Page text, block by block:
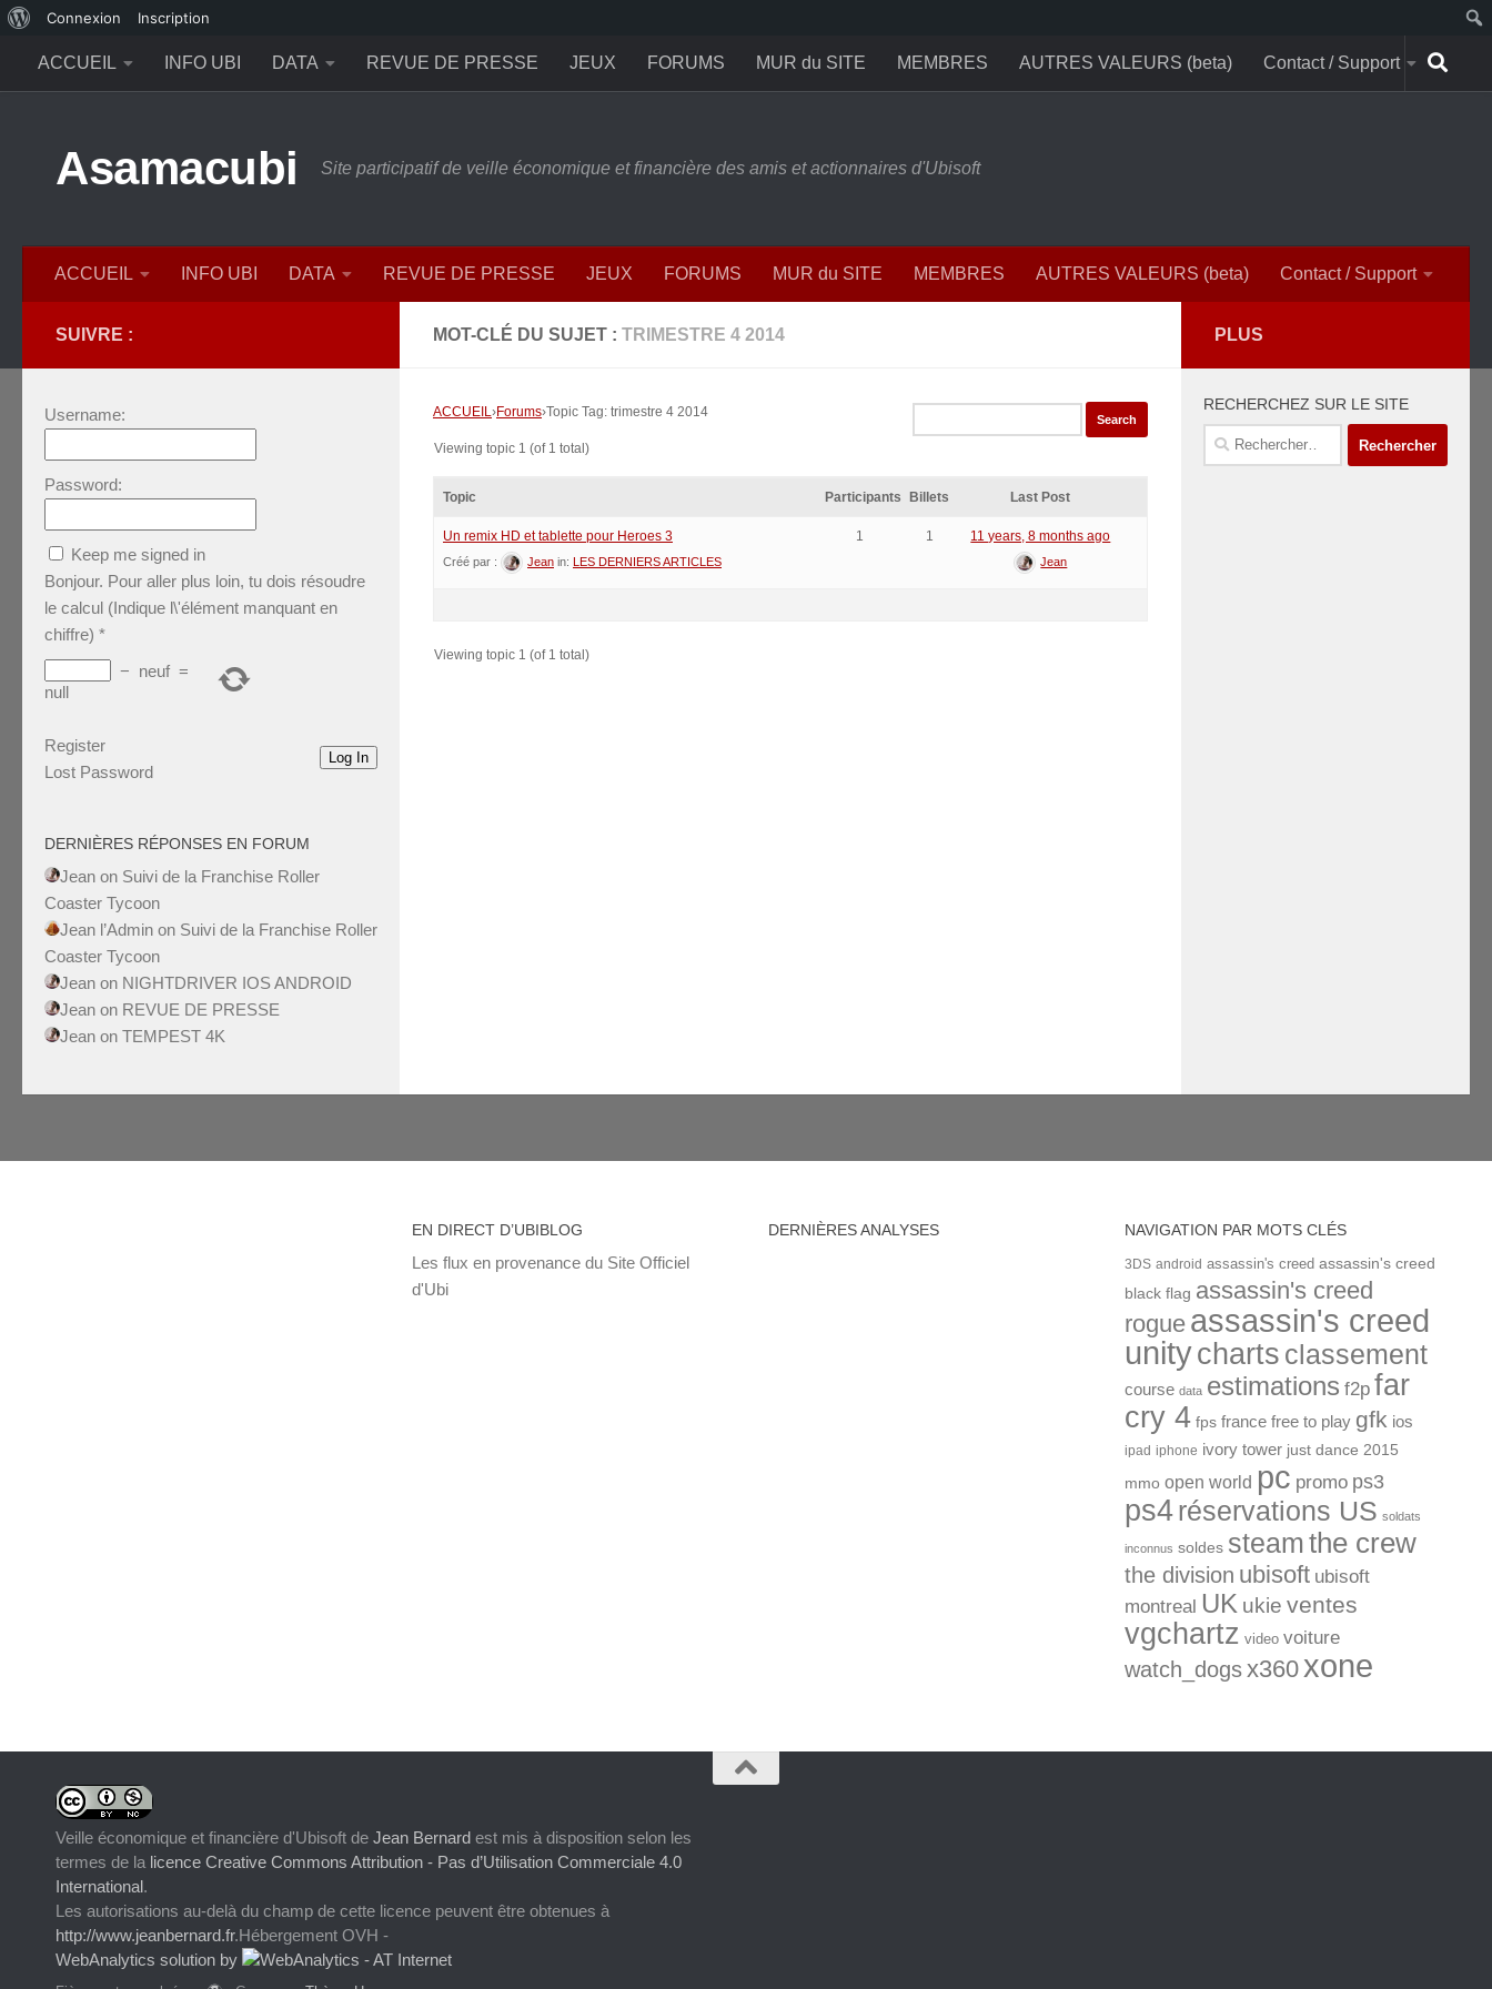
propos
de
Connexion Inscription
ACCUEIL
INFO UBI DATA REVUE DE PRESSE JEUX FORUMS MUR du SITE MEMBRES AUTRES VALEURS (beta) Contact / Support
Asamacubi Site participatif de veille économique et financière des amis et actionnaires d'Ubisoft
ACCUEIL INFO UBI DATA REVUE DE PRESSE JEUX FORUMS MUR du SITE MEMBRES AUTRES VALEURS (beta) Contact / Support
MOT-CLÉ DU SUJET : TRIMESTRE 4 2014
ACCUEIL›Forums›Topic Tag: trimestre 4 2014
Viewing topic 1 (of 1 total)
Topic Participants Billets Last Post
Un remix HD et tablette pour Heroes 3
Créé par : Jean in: LES DERNIERS ARTICLES
1 1 11 years, 8 months ago
Jean
Viewing topic 1 (of 1 total)
SUIVRE :
Username:
Password:
Keep me signed in
Bonjour. Pour aller plus loin, tu dois résoudre
le calcul (Indique l\'élément manquant en
chiffre) *
− neuf =
null
Log In
Register
Lost Password
DERNIÈRES RÉPONSES EN FORUM
Jean on Suivi de la Franchise Roller
Coaster Tycoon
Jean l’Admin on Suivi de la Franchise Roller
Coaster Tycoon
Jean on NIGHTDRIVER IOS ANDROID
Jean on REVUE DE PRESSE
Jean on TEMPEST 4K
PLUS
RECHERCHEZ SUR LE SITE
Rechercher :
EN DIRECT D’UBIBLOG
Les flux en provenance du Site Officiel
d'Ubi
DERNIÈRES ANALYSES NAVIGATION PAR MOTS CLÉS
3DS android assassin's creed assassin's creed
black flag assassin's creed
rogue assassin's creed
unitycharts classement
course data estimations f2p far
cry 4 fps france free to play gfk ios
ipad iphone ivory tower just dance 2015
mmo open world pc promo ps3
ps4réservations US soldats
inconnus soldes steamthe crew
the division ubisoft ubisoft
montreal UK ukie ventes
vgchartz video voiture
watch_dogsx360 xone
Veille économique et financière d'Ubisoft de Jean Bernard est mis à disposition selon les
termes de la licence Creative Commons Attribution - Pas d’Utilisation Commerciale 4.0
International.
Les autorisations au-delà du champ de cette licence peuvent être obtenues à
http://www.jeanbernard.fr.Hébergement OVH -
WebAnalytics solution by